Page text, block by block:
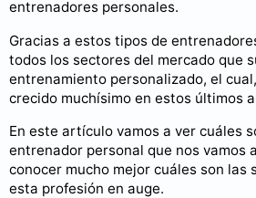
entrenadores personales.
Gracias a estos tipos de
todos los sectores del mercado que
entrenamiento personalizado, el
crecido muchísimo en estos últimos
En este artículo vamos a ver cuáles
entrenador personal que nos vamos
conocer mucho mejor cuáles son las
esta profesión en auge.